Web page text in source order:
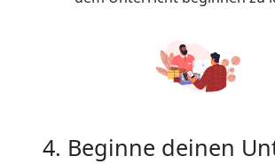
4. Beginne deinen